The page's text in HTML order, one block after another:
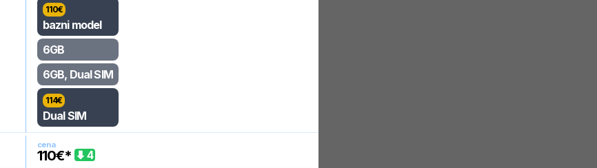
110€
bazni model
6GB
6GB, Dual SIM
114€
Dual SIM
cena
110€* 4